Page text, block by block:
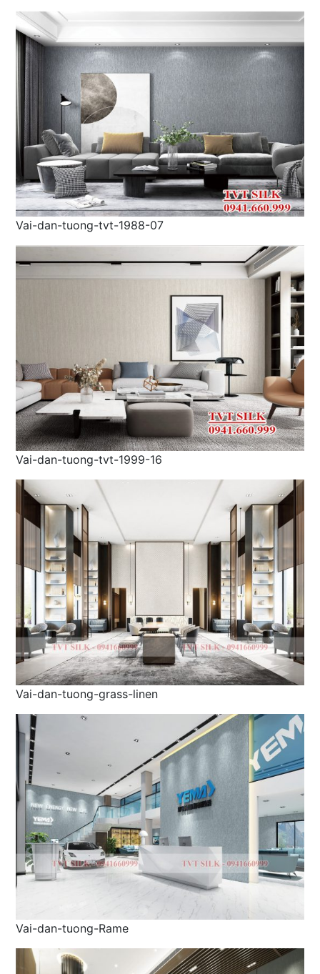
Vai-dan-tuong-tvt-1988-07
Vai-dan-tuong-tvt-1999-16
Vai-dan-tuong-grass-linen
Vai-dan-tuong-Rame